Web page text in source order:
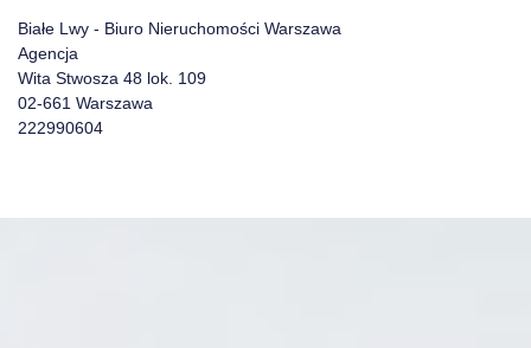
Białe Lwy - Biuro Nieruchomości Warszawa
Agencja
Wita Stwosza 48 lok. 109
02-661 Warszawa
222990604